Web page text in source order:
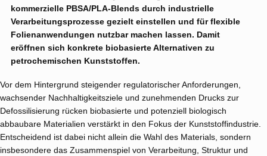
kommerzielle PBSA/PLA-Blends durch industrielle
Verarbeitungsprozesse gezielt einstellen und für flexible
Folienanwendungen nutzbar machen lassen. Damit
eröffnen sich konkrete biobasierte Alternativen zu
petrochemischen Kunststoffen.
Vor dem Hintergrund steigender regulatorischer Anforderungen,
wachsender Nachhaltigkeitsziele und zunehmenden Drucks zur
Defossilisierung rücken biobasierte und potenziell biologisch
abbaubare Materialien verstärkt in den Fokus der Kunststoffindustrie.
Entscheidend ist dabei nicht allein die Wahl des Materials, sondern
insbesondere das Zusammenspiel von Verarbeitung, Struktur und